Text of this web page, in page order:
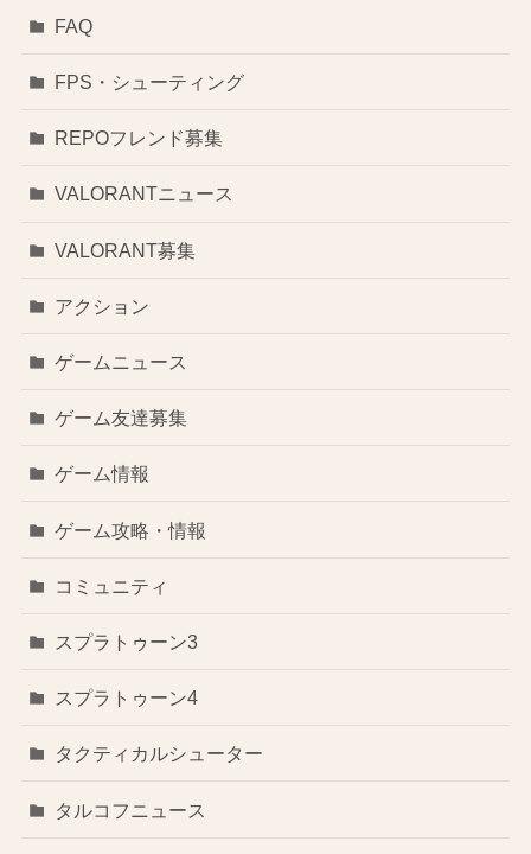
FAQ
FPS・シューティング
REPOフレンド募集
VALORANTニュース
VALORANT募集
アクション
ゲームニュース
ゲーム友達募集
ゲーム情報
ゲーム攻略・情報
コミュニティ
スプラトゥーン3
スプラトゥーン4
タクティカルシューター
タルコフニュース